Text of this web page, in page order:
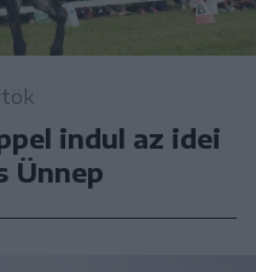
indul az idei
Ünnep